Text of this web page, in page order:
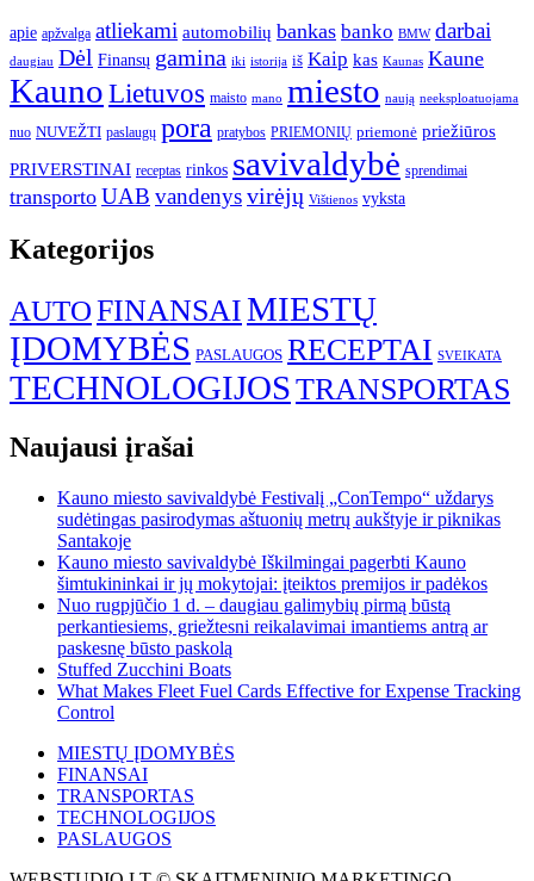
apie apžvalga atliekami automobilių bankas banko BMW darbai
daugiau Dėl Finansų gamina iki istorija iš Kaip kas Kaunas Kaune
KaunoLietuvos maisto mano miesto naują neeksploatuojama
nuo NUVEŽTI paslaugų pora pratybos PRIEMONIŲ priemonė priežiūros
PRIVERSTINAI receptas rinkos savivaldybė sprendimai
transporto UAB vandenysvirėjų Vištienos vyksta
Kategorijos
AUTOFINANSAIMIESTŲ
ĮDOMYBĖS PASLAUGOS RECEPTAI SVEIKATA
TECHNOLOGIJOSTRANSPORTAS
Naujausi įrašai
Kauno miesto savivaldybė Festivalį „ConTempo“ uždarys
sudėtingas pasirodymas aštuonių metrų aukštyje ir piknikas
Santakoje
Kauno miesto savivaldybė Iškilmingai pagerbti Kauno
šimtukininkai ir jų mokytojai: įteiktos premijos ir padėkos
Nuo rugpjūčio 1 d. – daugiau galimybių pirmą būstą
perkantiesiems, griežtesni reikalavimai imantiems antrą ar
paskesnę būsto paskolą
Stuffed Zucchini Boats
What Makes Fleet Fuel Cards Effective for Expense Tracking
Control
MIESTŲ ĮDOMYBĖS
FINANSAI
TRANSPORTAS
TECHNOLOGIJOS
PASLAUGOS